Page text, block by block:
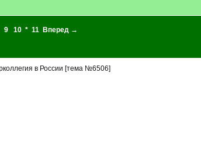
9 10 * 11
Вперед →
в России [тема №6506]